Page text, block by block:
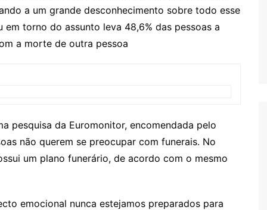
a um grande desconhecimento sobre todo esse
torno do assunto leva 48,6% das pessoas a
a morte de outra pessoa
pesquisa da Euromonitor, encomendada pelo
não querem se preocupar com funerais. No
um plano funerário, de acordo com o mesmo
emocional nunca estejamos preparados para